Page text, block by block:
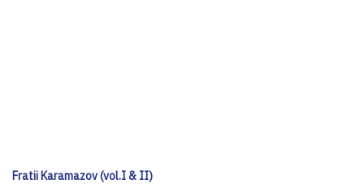
Fratii Karamazov (vol.I & II)